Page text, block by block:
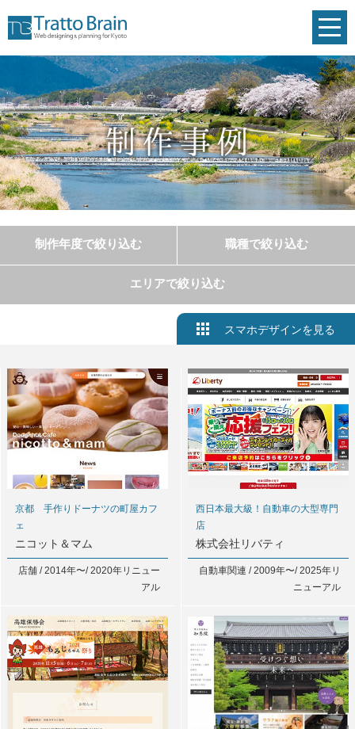
制作年度で絞り込む 職種で絞り込む
エリアで絞り込む
スマホデザインを見る
京都 手作りドーナツの町屋カフ
ェ
ニコット＆マム
店舗 / 2014年〜/ 2020年リニュー
アル
西日本最大級！自動車の大型専門
店
株式会社リバティ
自動車関連 / 2009年〜/ 2025年リ
ニューアル